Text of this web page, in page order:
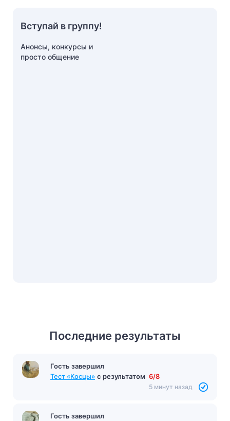
Последние результаты
Гость завершил
Тест «Косцы» с результатом 6/8
5 минут назад
Гость завершил
Вступай в группу!
Анонсы, конкурсы и
просто общение